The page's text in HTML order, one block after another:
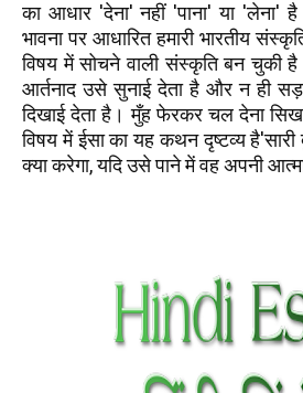
का आधार 'देना' नहीं 'पाना' या 'लेना'
भावना पर आधारित हमारी भारतीय
विषय में सोचने वाली संस्कृति बन चुकी
आर्तनाद उसे सुनाई देता है और न ही
दिखाई देता है। मुँह फेरकर चल देना
विषय में ईसा का यह कथन दृष्टव्य है'सारी
क्या करेगा, यदि उसे पाने में वह अपनी